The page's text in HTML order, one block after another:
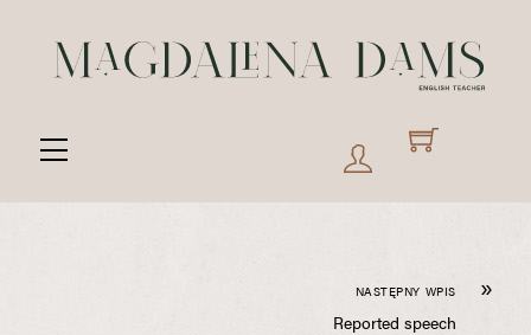
content
Menu
»
NASTĘPNY WPIS
Reported speech